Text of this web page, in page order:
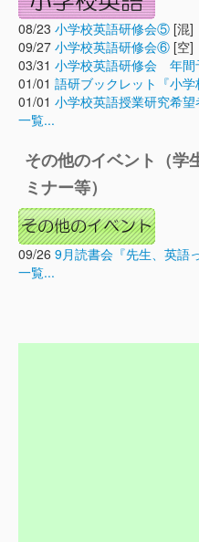
08/23 小学校英語研修会⑤ [混]
09/27 小学校英語研修会⑥ [空]
03/31 小学校英語研修会 年間
01/01 語研ブックレット『小学
01/01 小学校英語授業研究希望
一覧...
その他のイベント（学
ミナー等）
09/26 9月読書会『先生、英語
一覧...